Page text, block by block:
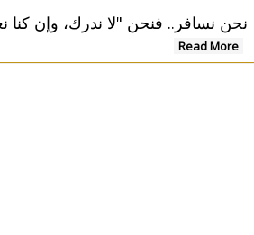
نحن نسافر.. فنحن "لا ندرك، وإن كنا
Read More